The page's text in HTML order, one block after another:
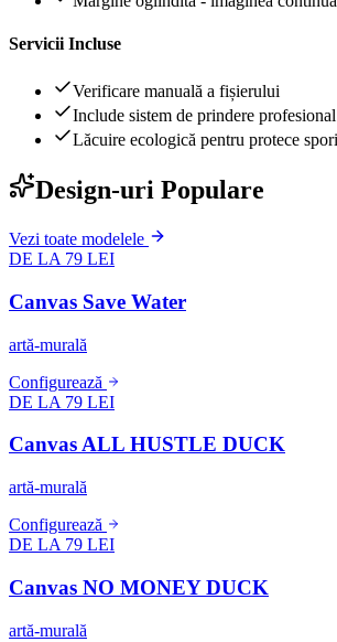
Servicii Incluse
Verificare manuală a fișierului
Include sistem de prindere profesional
Lăcuire ecologică pentru protece
Design-uri Populare
Vezi toate modelele
DE LA 79 LEI
Canvas Save Water
artă-murală
Configurează
DE LA 79 LEI
Canvas ALL HUSTLE DUCK
artă-murală
Configurează
DE LA 79 LEI
Canvas NO MONEY DUCK
artă-murală